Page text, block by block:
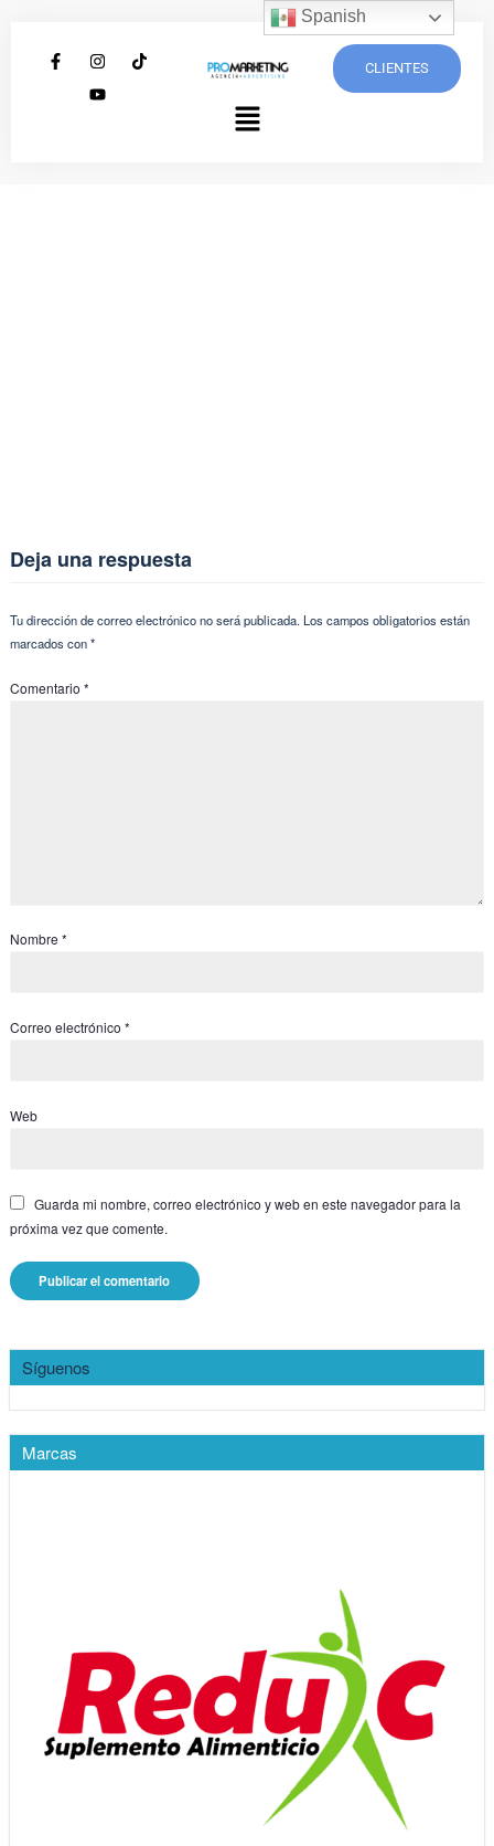
CLIENTES
Deja una respuesta
Tu dirección de correo electrónico no será publicada. Los campos obligatorios están
marcados con*
Comentario *
Nombre *
Correo electrónico *
Web
Guarda mi nombre, correo electrónico y web en este navegador para la
próxima vez que comente.
Síguenos
Marcas
Spanish